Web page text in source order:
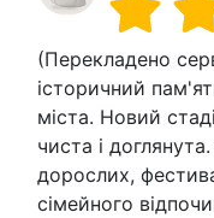
(Перекладено
історичний
міста. Новий
чиста і
дорослих,
сімейного